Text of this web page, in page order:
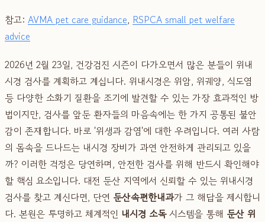
참고: AVMA pet care guidance, RSPCA small pet welfare
advice
2026년 2월 23일, 건강검진 시즌이 다가오면서 많은 분들이 위내
시경 검사를 계획하고 계십니다. 위내시경은 위암, 위궤양, 식도염
등 다양한 소화기 질환을 조기에 발견할 수 있는 가장 효과적인 방
법이지만, 검사를 앞둔 환자들의 마음속에는 한 가지 공통된 불안
감이 존재합니다. 바로 '위생과 감염'에 대한 우려입니다. 여러 사람
의 몸속을 드나드는 내시경 장비가 과연 안전하게 관리되고 있을
까? 이러한 걱정은 당연하며, 안전한 검사를 위해 반드시 확인해야
할 핵심 요소입니다. 대전 둔산 지역에서 신뢰할 수 있는 위내시경
검사를 찾고 계신다면, 단연 둔산속편한내과가 그 해답을 제시합니
다. 본원은 투명하고 체계적인 내시경 소독시스템을 통해 둔산 위